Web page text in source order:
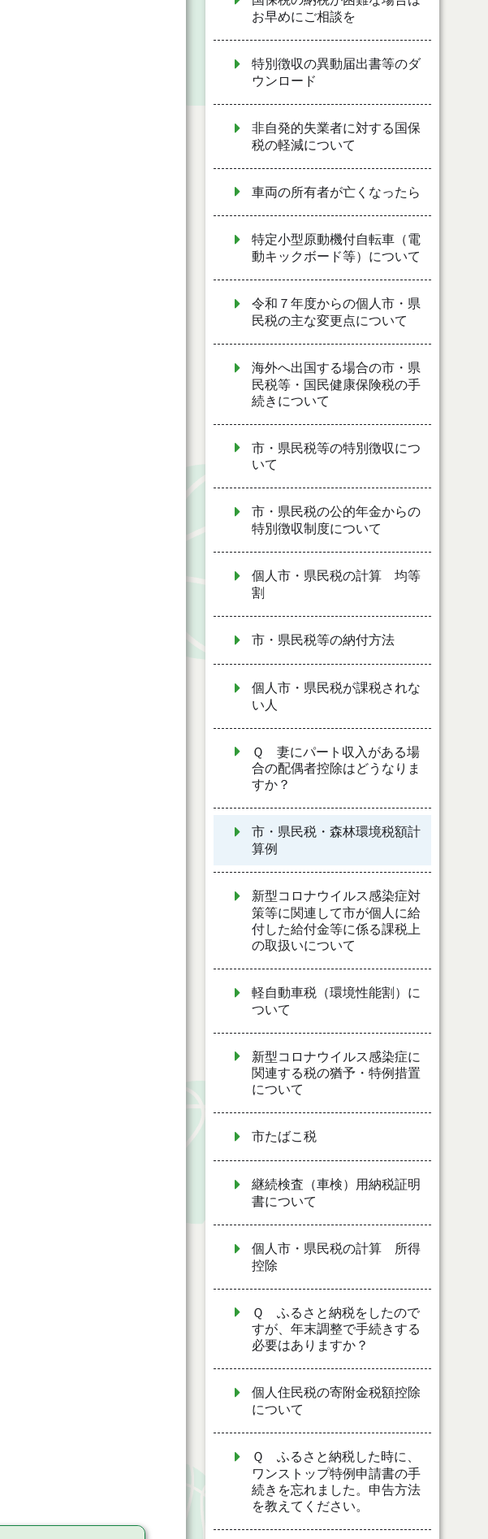
お早めにご相談を
特別徴収の異動届出書等のダ
ウンロード
非自発的失業者に対する国保
税の軽減について
車両の所有者が亡くなったら
特定小型原動機付自転車（電
動キックボード等）について
令和７年度からの個人市・県
民税の主な変更点について
海外へ出国する場合の市・県
民税等・国民健康保険税の手
続きについて
市・県民税等の特別徴収につ
いて
市・県民税の公的年金からの
特別徴収制度について
個人市・県民税の計算 均等
割
市・県民税等の納付方法
個人市・県民税が課税されな
い人
Ｑ 妻にパート収入がある場
合の配偶者控除はどうなりま
すか？
市・県民税・森林環境税額計
算例
新型コロナウイルス感染症対
策等に関連して市が個人に給
付した給付金等に係る課税上
の取扱いについて
軽自動車税（環境性能割）に
ついて
新型コロナウイルス感染症に
関連する税の猶予・特例措置
について
市たばこ税
継続検査（車検）用納税証明
書について
個人市・県民税の計算 所得
控除
Ｑ ふるさと納税をしたので
すが、年末調整で手続きする
必要はありますか？
個人住民税の寄附金税額控除
について
Ｑ ふるさと納税した時に、
ワンストップ特例申請書の手
続きを忘れました。申告方法
を教えてください。